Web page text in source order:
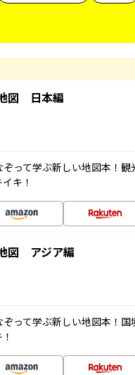
図 日本編
って学ぶ新しい地図本！
キ！
図 アジア編
って学ぶ新しい地図本！